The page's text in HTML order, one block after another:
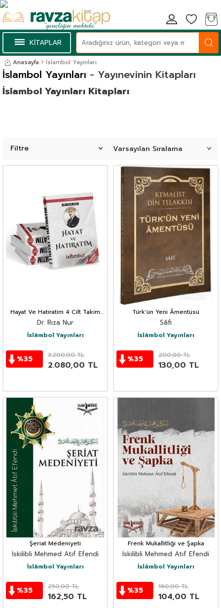
KİTAPLAR
Anasayfa İslambol Yayınları
- Yayınevinin Kitapları
İslambol Yayınları
İslambol Yayınları Kitapları
Filtre
Hayat Ve Hatiratim 4 Cilt Takim
Rıza Nut Hatıratı
Dr. Rıza Nur
İslâmbol Yayınları
%35 3.200,00TL
2.080,00 TL
Türk'ün Yeni Âmentüsü
Sâfi
İslâmbol Yayınları
%35 200,00TL
130,00 TL
Şeriat Medeniyeti
İskilibli Mehmed Atıf Efendi
İslâmbol Yayınları
%35 250,00TL
162,50 TL
Frenk Mukallitliği ve Şapka
İskilibli Mehmed Atıf Efendi
İslâmbol Yayınları
%35 160,00TL
104,00 TL